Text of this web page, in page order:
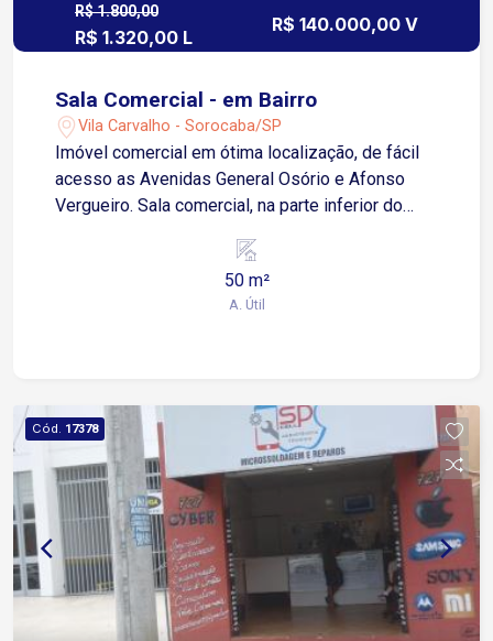
R$ 1.800,00
R$ 1.320,00 L
R$ 140.000,00 V
Sala Comercial - em Bairro
Vila Carvalho - Sorocaba/SP
Imóvel comercial em ótima localização, de fácil
acesso as Avenidas General Osório e Afonso
Vergueiro. Sala comercial, na parte inferior do
parte superior com banheiro, medindo
aproximadamente 4,55 x 4,41.
50 m²
A. Útil
Cód. 17378